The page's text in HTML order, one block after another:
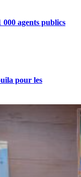
000 agents publics
pour les